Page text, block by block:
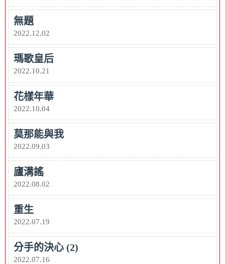
無題
2022.12.02
瑪歌皇后
2022.10.21
花樣年華
2022.10.04
莫那能與我
2022.09.03
廬溝謠
2022.08.02
重生
2022.07.19
分手的決心 (2)
2022.07.16